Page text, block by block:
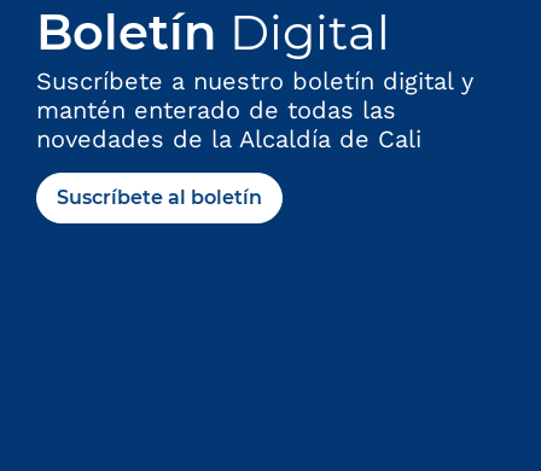
Boletín Digital
Suscríbete a nuestro boletín digital y
mantén enterado de todas las
novedades de la Alcaldía de Cali
Suscríbete al boletín